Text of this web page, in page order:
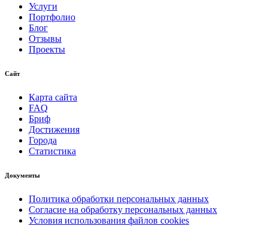
Услуги
Портфолио
Блог
Отзывы
Проекты
Сайт
Карта сайта
FAQ
Бриф
Достижения
Города
Статистика
Документы
Политика обработки персональных данных
Согласие на обработку персональных данных
Условия использования файлов cookies